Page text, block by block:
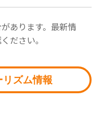
あります。最新情
ださい。
ズム情報